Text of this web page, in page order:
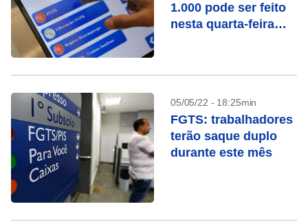
1.000 pode ser feito
nesta quarta-feira
05/05/22 - 18:25min
FGTS: trabalhadores
terão saque duplo
durante este mês